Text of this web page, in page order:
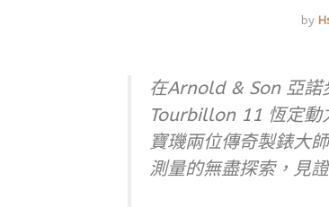
by
在Arnold & Son 亞諾
Tourbillon 11 恆定動
寶璣兩位傳奇製錶大
測量的無盡探索，見